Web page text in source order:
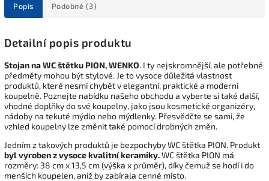
Popis Podobné (3)
Detailní popis produktu
Stojan na WC štětku PION, WENKO. I ty nejskromnější, ale potřebné
předměty mohou být stylové. Je to vysoce důležitá vlastnost
produktů, které nesmí chybět v elegantní, praktické a moderní
koupelně. Poznejte nabídku našeho obchodu a vyberte si také další,
vhodné doplňky do své koupelny, jako jsou kosmetické organizéry,
nádoby na tekuté mýdlo nebo mýdlenky. Přesvědčte se sami, že
vzhled koupelny lze změnit také pomocí drobných změn.
Jedním z takových produktů je bezpochyby WC štětka PION. Produkt
byl vyroben z vysoce kvalitní keramiky.WC štětka PION má
rozměry: 38 cm x 13,5 cm (výška x průměr), díky čemuž se hodí i do
menších koupelen, aniž by zabírala cenné místo.